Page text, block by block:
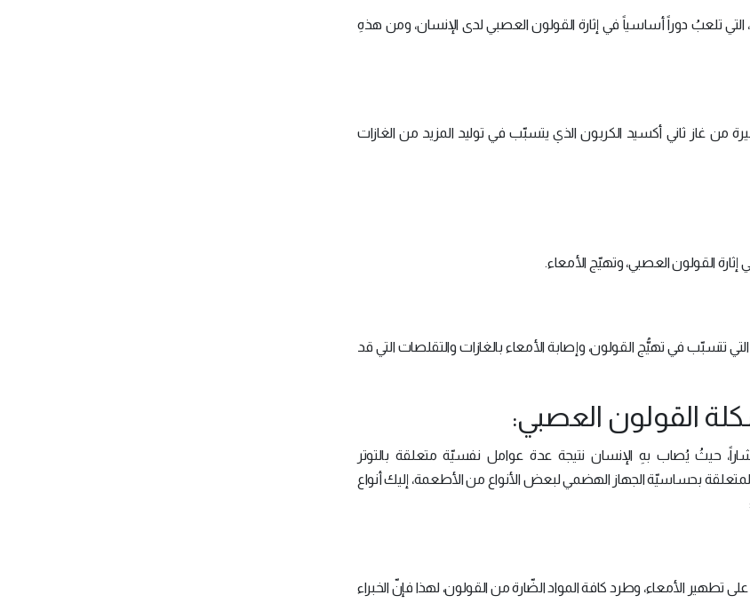
التي تلعبُ دوراً أساسياً في إثارة القولون العصبي لدى الإنسان، ومن هذهِ
من غاز ثاني أكسيد الكربون الذي يتسبّب في توليد المزيد من الغازات
إثارة القولون العصبي، وتهيّج الأمعاء.
التي تتسبّب في تهيُّج القولون، وإصابة الأمعاء بالغازات والتقلصات التي قد
القولون العصبي:
حيثُ يُصاب بهِ الإنسان نتيجة عدة عوامل نفسيّة متعلقة بالتوتر
بحساسيّة الجهاز الهضمي لبعض الأنواع من الأطعمة، إليك أنواع
تطهير الأمعاء، وطرد كافة المواد الضّارة من القولون، لهذا فإنّ الخبراء